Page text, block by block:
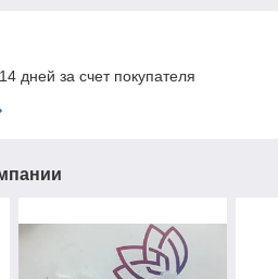
дней за счет покупателя